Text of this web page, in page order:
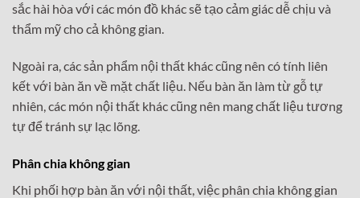
sắc hài hòa với các món đồ khác sẽ tạo cảm giác dễ chịu và
thẩm mỹ cho cả không gian.
Ngoài ra, các sản phẩm nội thất khác cũng nên có tính liên
kết với bàn ăn về mặt chất liệu. Nếu bàn ăn làm từ gỗ tự
nhiên, các món nội thất khác cũng nên mang chất liệu tương
tự để tránh sự lạc lõng.
Phân chia không gian
Khi phối hợp bàn ăn với nội thất, việc phân chia không gian